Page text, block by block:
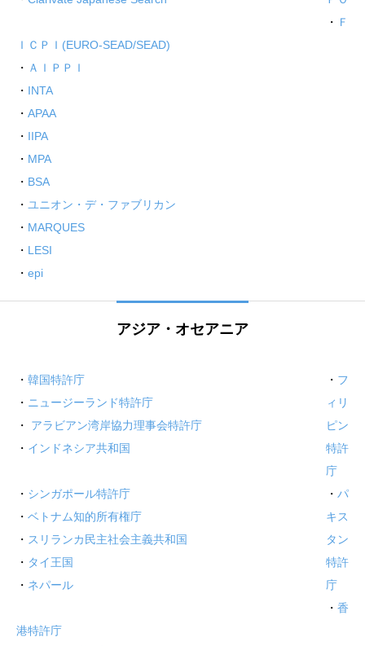
・ Ｆ
ＩＣＰＩ(EURO-SEAD/SEAD)
・ ＡＩＰＰＩ
・ INTA
・ APAA
・ IIPA
・ MPA
・ BSA
・ ユニオン・デ・ファブリカン
・ MARQUES
・ LESI
・ epi
アジア・オセアニア
・ 韓国特許庁
・ ニュージーランド特許庁
・
アラビアン湾岸協力理事会特許庁
・ インドネシア共和国
・ シンガポール特許庁
・ ベトナム知的所有権庁
・ スリランカ民主社会主義共和国
・ タイ王国
・ ネパール
・ フ
ィリ
ピン
特許
庁
・ パ
キス
タン
特許
庁
・ 香
港特許庁